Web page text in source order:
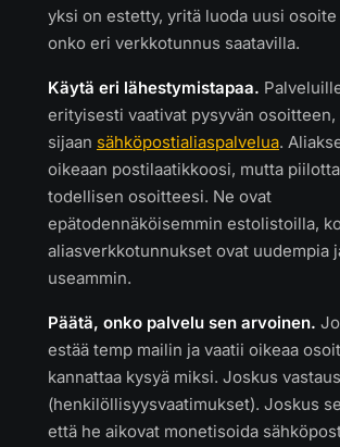
yksi on estetty, yritä luoda uusi osoite
onko eri verkkotunnus saatavilla.
Käytä eri lähestymistapaa.
erityisesti vaativat pysyvän
sijaan sähköpostialiaspalvelua.
oikeaan postilaatikkoosi, mutta
todellisen osoitteesi. Ne ovat
epätodennäköisemmin estolistoilla,
aliasverkkotunnukset ovat uudempia
useammin.
Päätä, onko palvelu sen arvoinen.
estää temp mailin ja vaatii oikeaa
kannattaa kysyä miksi. Joskus
(henkilöllisyysvaatimukset). Joskus
että he aikovat monetisoida